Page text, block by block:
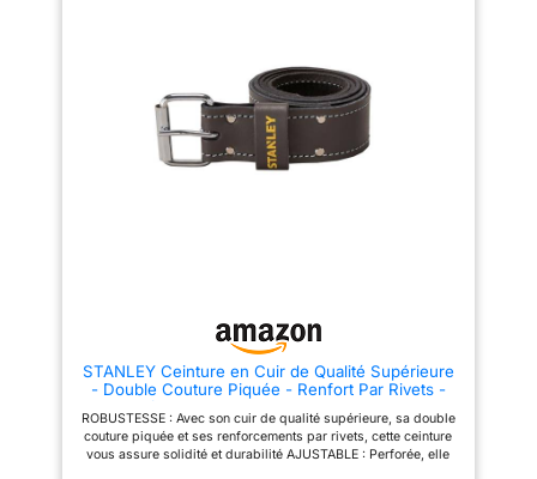
indiquent LEVI'S, d'autres
Levi's, certaines n'affichent pas
la marque du tout. Pour les
éditions spéciales, nous
effort avec la ceinture habillée
Kemisant; CONÇUE POUR
DURER--Adaptée à une
utilisation par des personnes
corpulentes, son traitement
renforcé des trous améliore sa
de 1 3/8 pouces, elle offre un
élégante et remarquable sans
être trop encombrante. Elle
sophistication à n'importe
quelle tenue; ASSORTIMENT
FACILE--Style classique et
STANLEY Ceinture en Cuir de Qualité Supérieure
- Double Couture Piquée - Renfort Par Rivets -
S'Adapte à Toutes Les Tailles - 130 x 2,5 x 6,5 cm
STST1-80119
ROBUSTESSE : Avec son cuir de qualité supérieure, sa double
couture piquée et ses renforcements par rivets, cette ceinture
vous assure solidité et durabilité AJUSTABLE : Perforée, elle